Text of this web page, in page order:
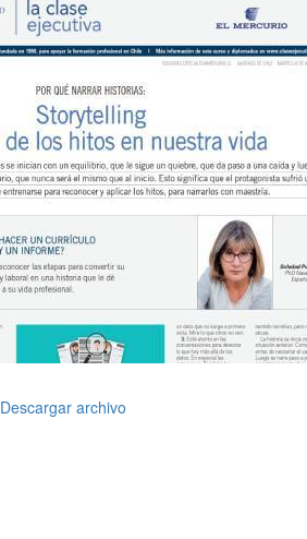
Descargar archivo